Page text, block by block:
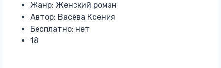
Жанр: Женский роман
Автор: Васёва Ксения
Бесплатно: нет
18